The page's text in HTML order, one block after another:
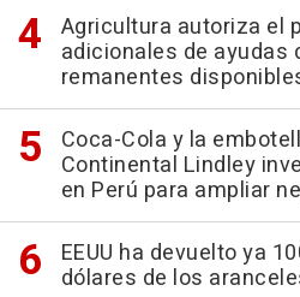
Agricultura autoriza el
adicionales de ayudas
remanentes
Coca-Cola y la
Continental Lindley
en Perú para ampliar
EEUU ha devuelto ya
dólares de los